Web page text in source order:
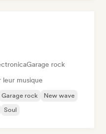
Garage rock
leur musique
Garage rock
New wave
Soul